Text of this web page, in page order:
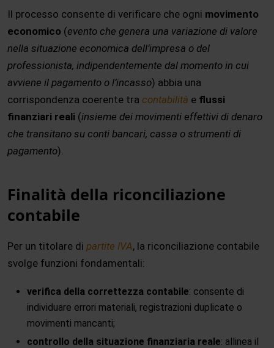
Il processo consente di verificare che ogni movimento
economico (evento che genera una variazione di valore
nella situazione economica dell’impresa o del
professionista, indipendentemente dal momento in cui
avviene il pagamento o l’incasso) abbia una
corrispondenza coerente tra contabilità e flussi
finanziari reali (insieme dei movimenti effettivi di denaro
che transitano su conti bancari, cassa o strumenti di
pagamento).
Finalità della riconciliazione
contabile
Per un titolare di partite IVA, la riconciliazione contabile
svolge funzioni fondamentali:
verifica della correttezza contabile: consente di
individuare errori materiali, registrazioni duplicate o
movimenti mancanti;
controllo della situazione finanziaria reale: allinea il